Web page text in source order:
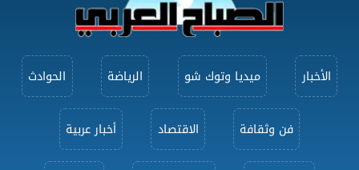
الأخبار ميديا وتوك شو الرياضة الحوادث
فن وثقافة الاقتصاد أخبار عربية